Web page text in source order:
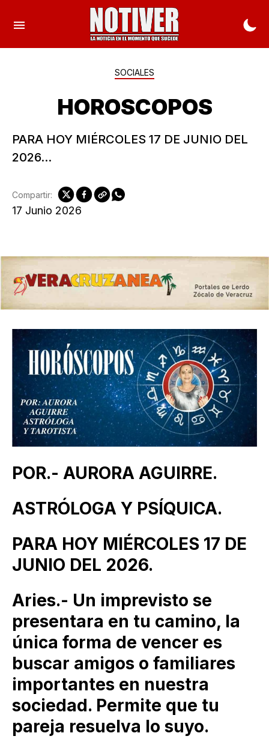
SOCIALES
HOROSCOPOS
PARA HOY MIÉRCOLES 17 DE JUNIO DEL
2026...
17 Junio 2026
Compartir:
POR.- AURORA AGUIRRE.
ASTRÓLOGA Y PSÍQUICA.
PARA HOY MIÉRCOLES 17 DE
JUNIO DEL 2026.
Aries.- Un imprevisto se
presentara en tu camino, la
única forma de vencer es
buscar amigos o familiares
importantes en nuestra
sociedad. Permite que tu
pareja resuelva lo suyo.